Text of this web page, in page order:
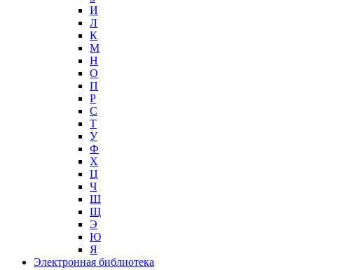
И
Л
К
М
Н
О
П
Р
С
Т
У
Ф
Х
Ц
Ч
Ш
Щ
Э
Ю
Я
Электронная библиотека